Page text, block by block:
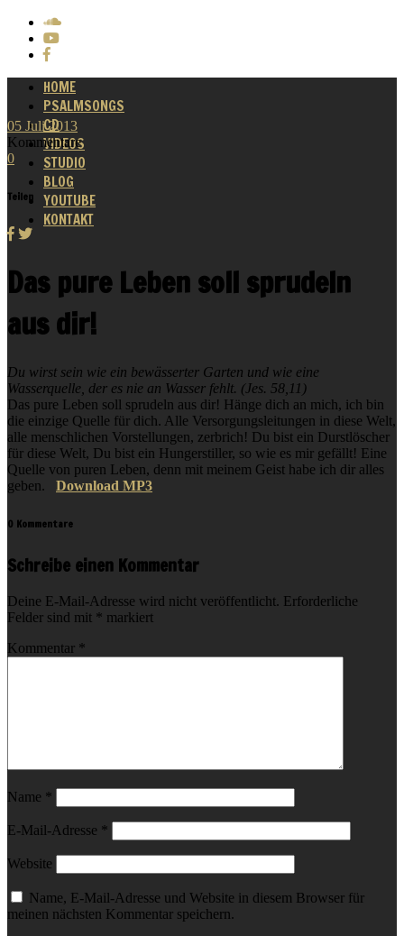
HOME
PSALMSONGS
CD
VIDEOS
STUDIO
BLOG
YOUTUBE
KONTAKT
05 Juli 2013
Kommentare
0
Teilen
Das pure Leben soll sprudeln
aus dir!
Du wirst sein wie ein bewässerter Garten und wie eine
Wasserquelle, der es nie an Wasser fehlt. (Jes. 58,11)
Das pure Leben soll sprudeln aus dir! Hänge dich an mich, ich bin
die einzige Quelle für dich. Alle Versorgungsleitungen in diese Welt,
alle menschlichen Vorstellungen, zerbrich! Du bist ein Durstlöscher
für diese Welt, Du bist ein Hungerstiller, so wie es mir gefällt! Eine
Quelle von puren Leben, denn mit meinem Geist habe ich dir alles
geben. Download MP3
0 Kommentare
Schreibe einen Kommentar
Deine E-Mail-Adresse wird nicht veröffentlicht. Erforderliche
Felder sind mit * markiert
Kommentar *
Name *
E-Mail-Adresse *
Website
Name, E-Mail-Adresse und Website in diesem Browser für
meinen nächsten Kommentar speichern.